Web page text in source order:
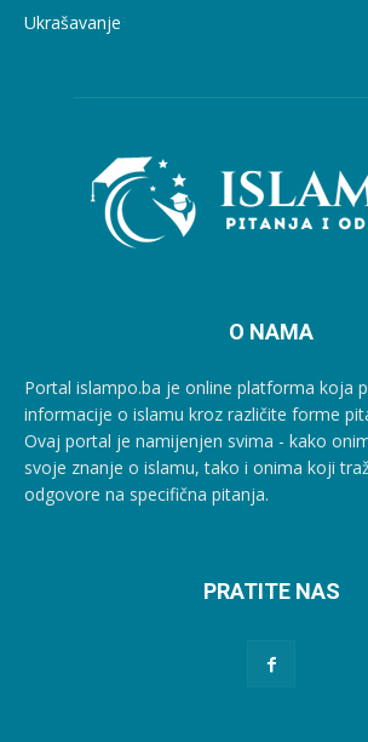
Ukrašavanje
O NAMA
Portal islampo.ba je online platforma koja
informacije o islamu kroz različite forme
Ovaj portal je namijenjen svima - kako
svoje znanje o islamu, tako i onima koji
odgovore na specifična pitanja.
PRATITE NAS